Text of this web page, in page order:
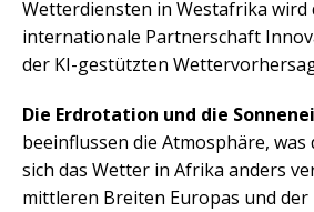
Wetterdiensten in Westafrika wird
internationale Partnerschaft
der KI-gestützten
Die Erdrotation und die
beeinflussen die Atmosphäre, was
sich das Wetter in Afrika anders
mittleren Breiten Europas und der